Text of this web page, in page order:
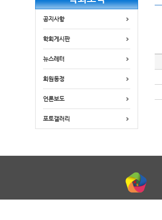
공지사항
학회게시판
뉴스레터
회원동정
언론보도
포토갤러리